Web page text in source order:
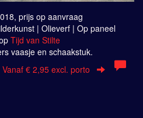
prijs op aanvraag
| Olieverf | Op paneel
Tijd van Stilte
vaasje en schaakstuk.
Vanaf € 2,95 excl. porto